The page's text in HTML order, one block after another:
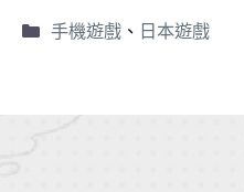
手機遊戲、 日本遊戲